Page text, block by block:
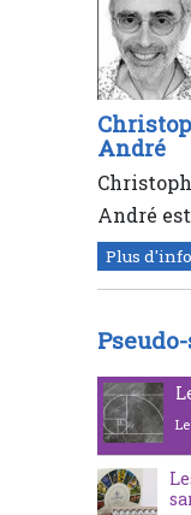
André
André
Plus